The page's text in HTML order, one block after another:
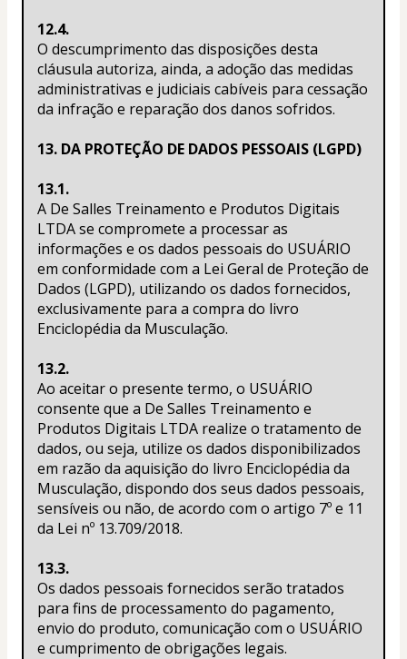
12.4.
O descumprimento das disposições desta
cláusula autoriza, ainda, a adoção das medidas
administrativas e judiciais cabíveis para cessação
da infração e reparação dos danos sofridos.
13. DA PROTEÇÃO DE DADOS PESSOAIS (LGPD)
13.1.
A De Salles Treinamento e Produtos Digitais
LTDA se compromete a processar as
informações e os dados pessoais do USUÁRIO
em conformidade com a Lei Geral de Proteção de
Dados (LGPD), utilizando os dados fornecidos,
exclusivamente para a compra do livro
Enciclopédia da Musculação.
13.2.
Ao aceitar o presente termo, o USUÁRIO
consente que a De Salles Treinamento e
Produtos Digitais LTDA realize o tratamento de
dados, ou seja, utilize os dados disponibilizados
em razão da aquisição do livro Enciclopédia da
Musculação, dispondo dos seus dados pessoais,
sensíveis ou não, de acordo com o artigo 7º e 11
da Lei nº 13.709/2018.
13.3.
Os dados pessoais fornecidos serão tratados
para fins de processamento do pagamento,
envio do produto, comunicação com o USUÁRIO
e cumprimento de obrigações legais.